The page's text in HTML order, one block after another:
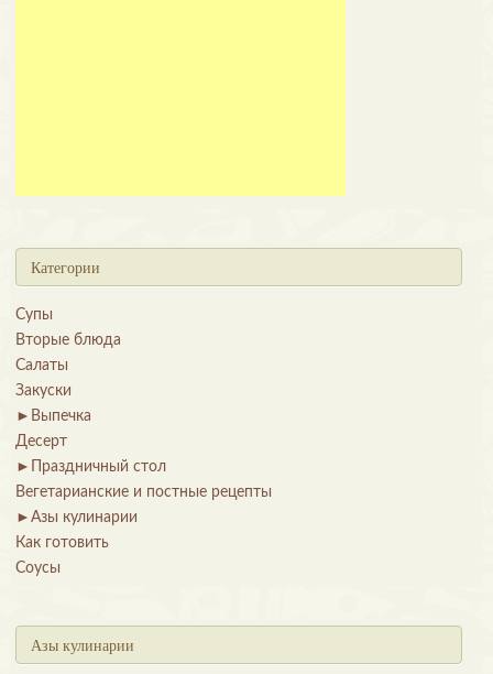
Категории
Супы
Вторые блюда
Салаты
Закуски
► Выпечка
Десерт
►
Праздничный стол
Вегетарианские и постные рецепты
► Азы кулинарии
Как готовить
Соусы
Азы кулинарии